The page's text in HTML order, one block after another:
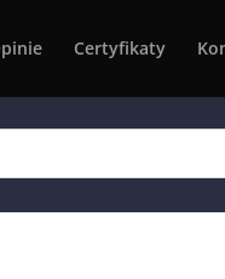
Certyfikaty